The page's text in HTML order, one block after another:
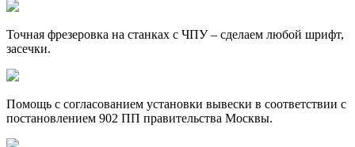
Точная фрезеровка на станках с ЧПУ – сделаем любой шрифт,
засечки.
Помощь с согласованием установки вывески в соответствии с
постановлением 902 ПП правительства Москвы.